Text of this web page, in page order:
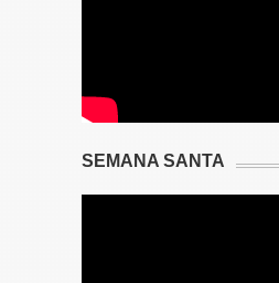
SEMANA SANTA